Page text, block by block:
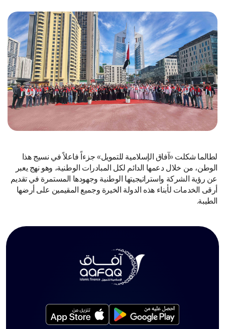
لطالما شكلت «آفاق الإسلامية للتمويل» جزءاً فاعلاً في نسيج هذا
الوطن، من خلال دعمها الدائم لكل المبادرات الوطنية، وهو نهج يعبر
عن رؤية الشركة واستراتيجيتها الوطنية وجهودها المستمرة في تقديم
أرقى الخدمات لأبناء هذه الدولة الخيرة وجميع المقيمين على أرضها
الطيبة.